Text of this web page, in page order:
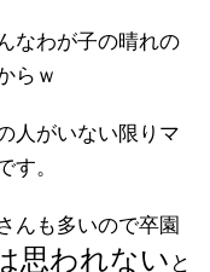
なわが子の晴れの
らｗ
人がいない限りマ
す。
んも多いので卒園
思われない と